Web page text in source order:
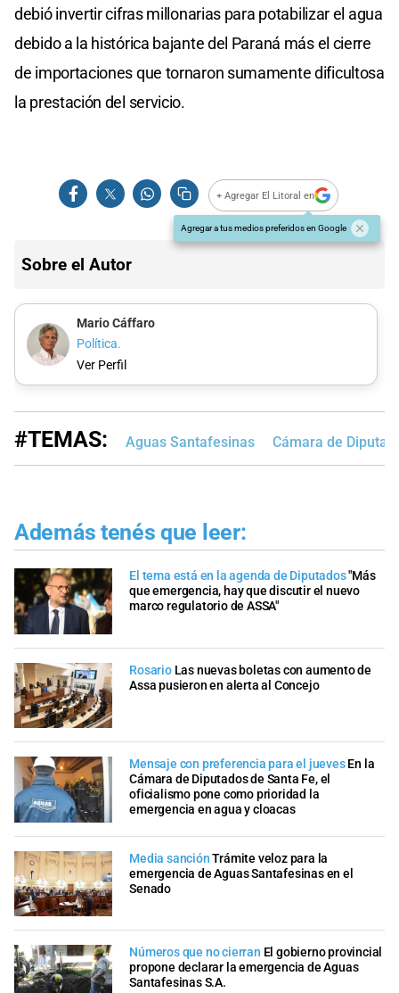
debió invertir cifras millonarias para potabilizar el agua
debido a la histórica bajante del Paraná más el cierre
de importaciones que tornaron sumamente dificultosa
la prestación del servicio.
+ Agregar El Litoral en
Agregar a tus medios preferidos en Google
Sobre el Autor
Mario Cáffaro
Política.
Ver Perfil
#TEMAS: Aguas Santafesinas Cámara de
Además tenés que leer:
El tema está en la agenda de Diputados"Más
que emergencia, hay que discutir el nuevo
marco regulatorio de ASSA"
Rosario Las nuevas boletas con aumento de
Assa pusieron en alerta al Concejo
Mensaje con preferencia para el jueves En la
Cámara de Diputados de Santa Fe, el
oficialismo pone como prioridad la
emergencia en agua y cloacas
Media sanción Trámite veloz para la
emergencia de Aguas Santafesinas en el
Senado
Números que no cierran El gobierno provincial
propone declarar la emergencia de Aguas
Santafesinas S.A.